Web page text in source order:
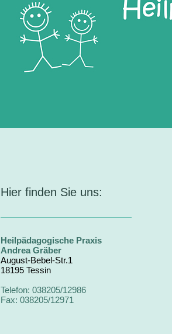
Hier finden Sie uns:
Heilpädagogische Praxis
Andrea Gräber
August-Bebel-Str.1
18195 Tessin
Telefon: 038205/12986
Fax: 038205/12971